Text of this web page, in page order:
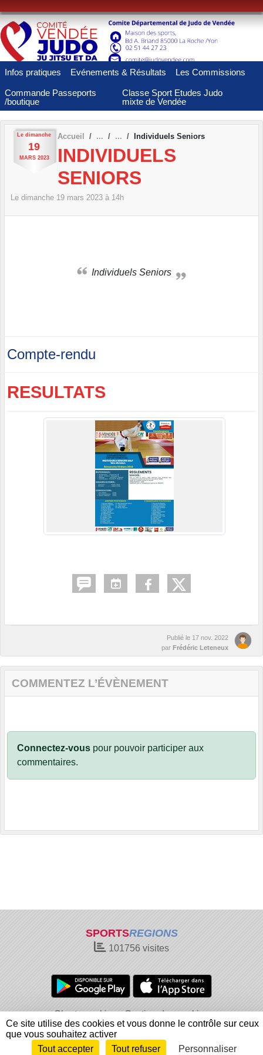
Infos pratiques Evénements & Résultats Les Commissions
Commande Passeports
/boutique
Classe Sport Etudes Judo
mixte de Vendée
Le dimanche
19
MARS 2023
Accueil Individuels Seniors
INDIVIDUELS
SENIORS
Le dimanche 19 mars 2023 à 14h
Individuels Seniors
Compte-rendu
RESULTATS
Publié le 17 nov. 2022
par Frédéric Leteneux
COMMENTEZ L’ÉVÈNEMENT
Connectez-vous pour pouvoir participer aux
commentaires.
SPORTSREGIONS
101756 visites
Charte cookies
Gestion des cookies
Informations légales
Signaler un contenu inapproprié
Envie de participer ? Connexion
Ce site utilise des cookies et vous donne le contrôle sur ceux
que vous souhaitez activer
Tout accepter
Tout refuser Personnaliser